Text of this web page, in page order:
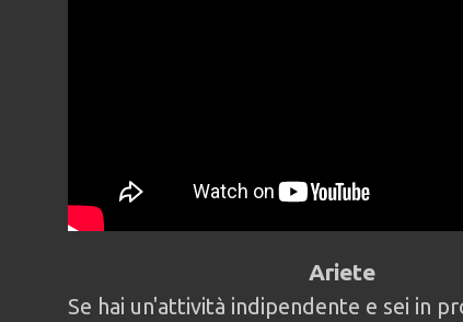
Ariete
Se hai un'attività indipendente e sei in